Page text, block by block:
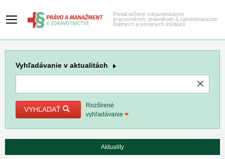
Portál určený zdravotníckym
pracovníkom, právnikom a zamestnancom
štátnych a verejných inštitúcií
Vyhľadávanie v aktualitách
VYHĽADAŤ
Rozšírené
vyhľadávanie
Aktuality